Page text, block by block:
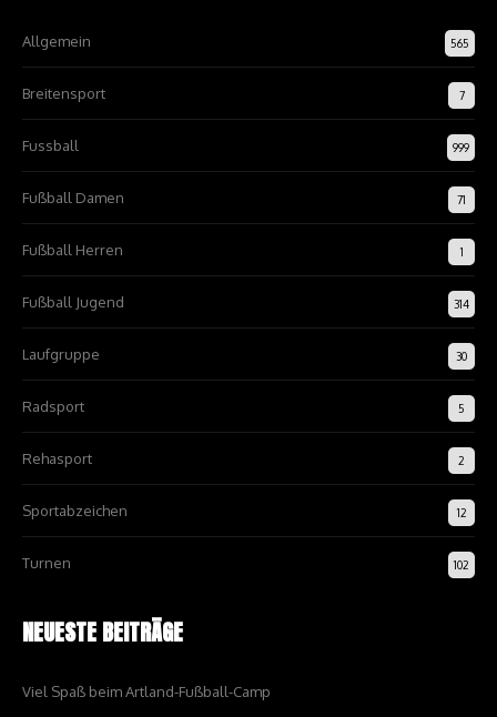
Allgemein 565
Breitensport 7
Fussball 999
Fußball Damen 71
Fußball Herren 1
Fußball Jugend 314
Laufgruppe 30
Radsport 5
Rehasport 2
Sportabzeichen 12
Turnen 102
NEUESTE BEITRÄGE
Viel Spaß beim Artland-Fußball-Camp